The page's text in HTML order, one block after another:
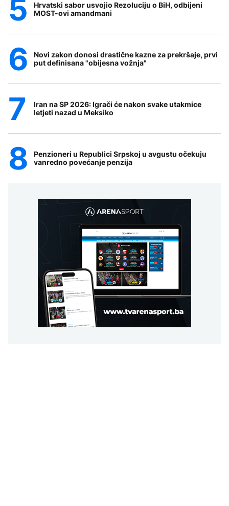
Hrvatski sabor usvojio Rezoluciju o BiH, odbijeni
MOST-ovi amandmani
Novi zakon donosi drastične kazne za prekršaje, prvi
put definisana "obijesna vožnja"
Iran na SP 2026: Igrači će nakon svake utakmice
letjeti nazad u Meksiko
Penzioneri u Republici Srpskoj u avgustu očekuju
vanredno povećanje penzija